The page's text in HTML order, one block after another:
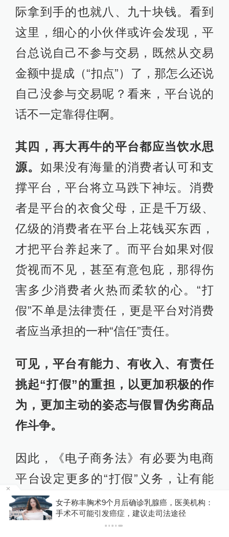
际拿到手的也就八、九十块钱。看到
这里，细心的小伙伴或许会发现，平
台总说自己不参与交易，既然从交易
金额中提成（“扣点”）了，那怎么还说
自己没参与交易呢？看来，平台说的
话不一定靠得住啊。
其四，再大再牛的平台都应当饮水思
源。 如果没有海量的消费者认可和支
撑平台，平台将立马跌下神坛。消费
者是平台的衣食父母，正是千万级、
亿级的消费者在平台上花钱买东西，
才把平台养起来了。而平台如果对假
货视而不见，甚至有意包庇，那得伤
害多少消费者火热而柔软的心。“打
假”不单是法律责任，更是平台对消费
者应当承担的一种“信任”责任。
可见，平台有能力、有收入、有责任
挑起“打假”的重担，以更加积极的作
为，更加主动的姿态与假冒伪劣商品
作斗争。
因此，《电子商务法》有必要为电商
平台设定更多的“打假”义务，让有能
力“打假”，也有责任“打假”的平台真正
把“打假”的大旗扛起来。倘若平台不能
你有权
子称丰胸术9个月后确诊乳腺癌，医美机构：
术不可能引发癌症，建议走司法途径